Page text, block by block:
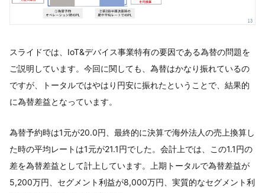
スライドでは、IoT&デバイス事業特有の要因である為替の問題を
ご説明しています。今回に関しても、為替はかなり振れているの
ですが、トータルではやはり円安に振れたということで、結果的
に為替差益となっています。
為替予約時は1元が20.0円、最終的に決算で海外法人の売上換算し
た時の平均レートは1元が21.1円でした。会計上では、この1.1円の
差を為替差益として計上しています。上期トータルで為替差益が
5,200万円、セグメント利益が8,000万円、実質的なセグメント利